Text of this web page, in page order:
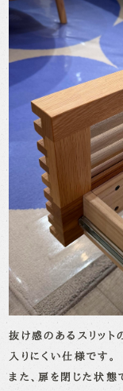
抜け感のあるスリット
入りにくい仕様です。
また、扉を閉じた状態